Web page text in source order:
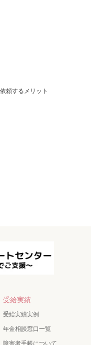
頼するメリット
受給実績
受給実績実例
年金相談窓口一覧
障害者手帳について